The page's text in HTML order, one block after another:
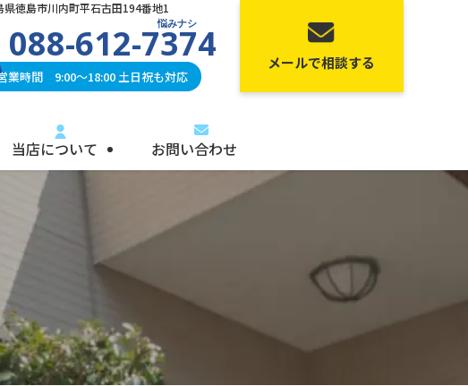
当店について お問い合わせ
県徳島市川内町平石古田194番地1
悩みナシ
088-612-7374
業時間 9:00〜18:00 土日祝も対応
メールで相談する